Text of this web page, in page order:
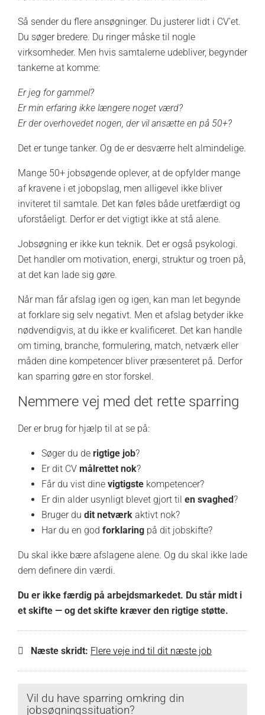
Så sender du flere ansøgninger. Du justerer lidt i CV’et.
Du søger bredere. Du ringer måske til nogle
virksomheder. Men hvis samtalerne udebliver, begynder
tankerne at komme:
Er jeg for gammel?
Er min erfaring ikke længere noget værd?
Er der overhovedet nogen, der vil ansætte en på 50+?
Det er tunge tanker. Og de er desværre helt almindelige.
Mange 50+ jobsøgende oplever, at de opfylder mange
af kravene i et jobopslag, men alligevel ikke bliver
inviteret til samtale. Det kan føles både uretfærdigt og
uforståeligt. Derfor er det vigtigt ikke at stå alene.
Jobsøgning er ikke kun teknik. Det er også psykologi.
Det handler om motivation, energi, struktur og troen på,
at det kan lade sig gøre.
Når man får afslag igen og igen, kan man let begynde
at forklare sig selv negativt. Men et afslag betyder ikke
nødvendigvis, at du ikke er kvalificeret. Det kan handle
om timing, branche, formulering, match, netværk eller
måden dine kompetencer bliver præsenteret på. Derfor
kan sparring gøre en stor forskel.
Nemmere vej med det rette sparring
Der er brug for hjælp til at se på:
Søger du de rigtige job?
Er dit CV målrettet nok?
Får du vist dine vigtigste kompetencer?
Er din alder usynligt blevet gjort til en svaghed?
Bruger du dit netværk aktivt nok?
Har du en god forklaring på dit jobskifte?
Du skal ikke bære afslagene alene. Og du skal ikke lade
dem definere din værdi.
Du er ikke færdig på arbejdsmarkedet. Du står midt i
et skifte — og det skifte kræver den rigtige støtte.
Næste skridt: Flere veje ind til dit næste job
Vil du have sparring omkring din
jobsøgningssituation?